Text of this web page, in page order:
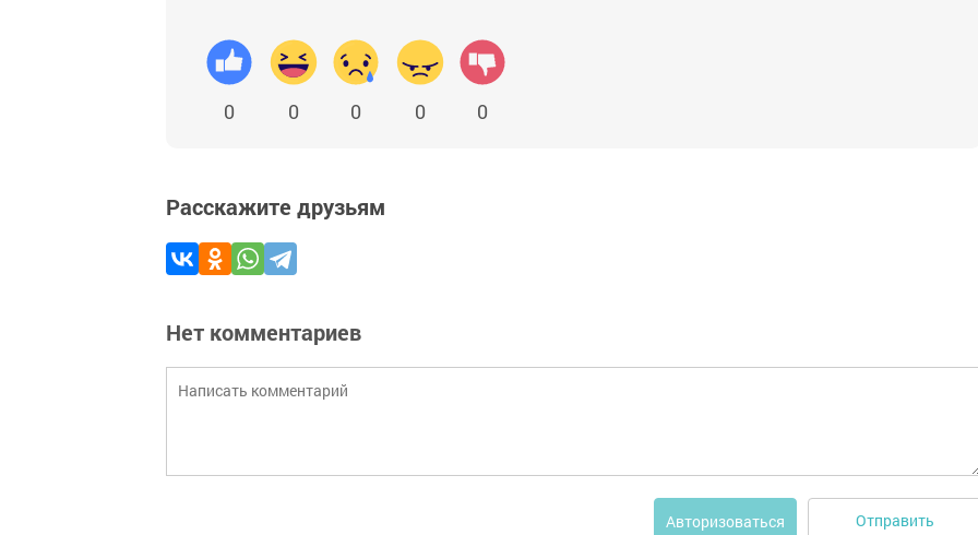
0 0 0 0 0
Расскажите друзьям
Нет комментариев
Авторизоваться Отправить